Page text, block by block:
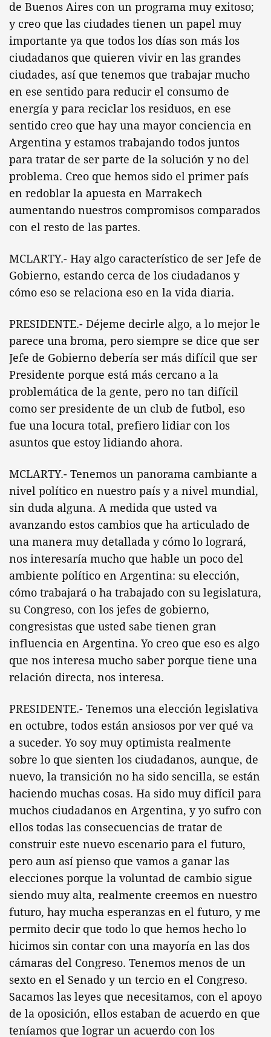
de Buenos Aires con un programa muy exitoso;
y creo que las ciudades tienen un papel muy
importante ya que todos los días son más los
ciudadanos que quieren vivir en las grandes
ciudades, así que tenemos que trabajar mucho
en ese sentido para reducir el consumo de
energía y para reciclar los residuos, en ese
sentido creo que hay una mayor conciencia en
Argentina y estamos trabajando todos juntos
para tratar de ser parte de la solución y no del
problema. Creo que hemos sido el primer país
en redoblar la apuesta en Marrakech
aumentando nuestros compromisos comparados
con el resto de las partes.
MCLARTY.- Hay algo característico de ser Jefe de
Gobierno, estando cerca de los ciudadanos y
cómo eso se relaciona eso en la vida diaria.
PRESIDENTE.- Déjeme decirle algo, a lo mejor le
parece una broma, pero siempre se dice que ser
Jefe de Gobierno debería ser más difícil que ser
Presidente porque está más cercano a la
problemática de la gente, pero no tan difícil
como ser presidente de un club de futbol, eso
fue una locura total, prefiero lidiar con los
asuntos que estoy lidiando ahora.
MCLARTY.- Tenemos un panorama cambiante a
nivel político en nuestro país y a nivel mundial,
sin duda alguna. A medida que usted va
avanzando estos cambios que ha articulado de
una manera muy detallada y cómo lo logrará,
nos interesaría mucho que hable un poco del
ambiente político en Argentina: su elección,
cómo trabajará o ha trabajado con su legislatura,
su Congreso, con los jefes de gobierno,
congresistas que usted sabe tienen gran
influencia en Argentina. Yo creo que eso es algo
que nos interesa mucho saber porque tiene una
relación directa, nos interesa.
PRESIDENTE.- Tenemos una elección legislativa
en octubre, todos están ansiosos por ver qué va
a suceder. Yo soy muy optimista realmente
sobre lo que sienten los ciudadanos, aunque, de
nuevo, la transición no ha sido sencilla, se están
haciendo muchas cosas. Ha sido muy difícil para
muchos ciudadanos en Argentina, y yo sufro con
ellos todas las consecuencias de tratar de
construir este nuevo escenario para el futuro,
pero aun así pienso que vamos a ganar las
elecciones porque la voluntad de cambio sigue
siendo muy alta, realmente creemos en nuestro
futuro, hay mucha esperanzas en el futuro, y me
permito decir que todo lo que hemos hecho lo
hicimos sin contar con una mayoría en las dos
cámaras del Congreso. Tenemos menos de un
sexto en el Senado y un tercio en el Congreso.
Sacamos las leyes que necesitamos, con el apoyo
de la oposición, ellos estaban de acuerdo en que
teníamos que lograr un acuerdo con los